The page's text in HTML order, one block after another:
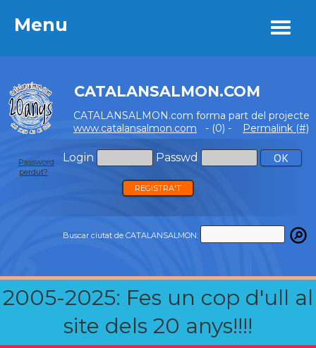
Menu
CATALANSALMON.COM
CATALANSALMON.com forma part del projecte
www.catalansalmon.com - (0) - Permalink (#)
Login Passwd
Password
perdut?
REGISTRA'T
Buscar ciutat de CATALANSALMON:
2005-2025: Fes un cop d'ull al
site dels 20 anys!!!!
Menu